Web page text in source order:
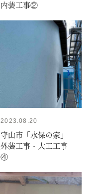
内装工事②
2023.08.20
守山市「水保の家」
外装工事・大工工事
④